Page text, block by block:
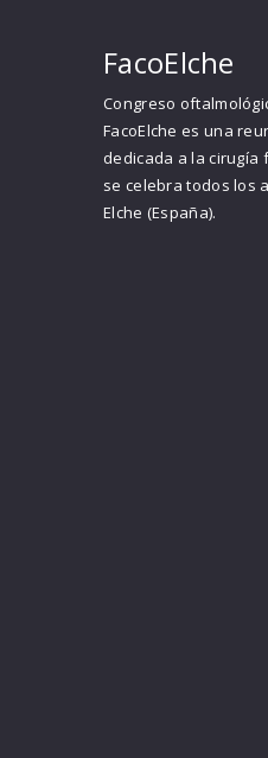
FacoElche
Congreso
FacoElche es una
dedicada a la
se celebra todos los
Elche (España).